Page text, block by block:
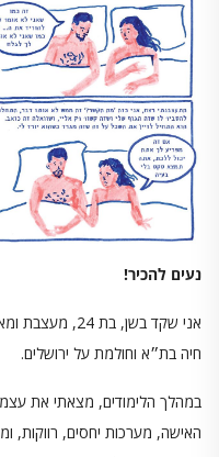
נעים להכיר!
אני שקד בשן, בת 24, מעצבת ומאיירת, בוגרת בצלאל.
חיה בת״א וחולמת על ירושלים.
במהלך הלימודים, מצאתי את
האישה, מערכות יחסים, רווקות,